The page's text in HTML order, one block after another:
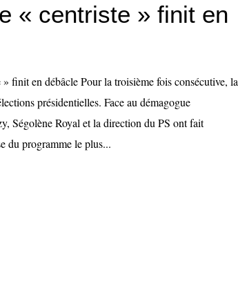
« centriste » finit en
finit en débâcle Pour la troisième fois consécutive, la
présidentielles. Face au démagogue
Ségolène Royal et la direction du PS ont fait
du programme le plus...